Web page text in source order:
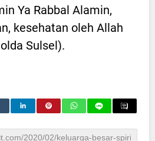
Ya Rabbal Alamin,
kesehatan oleh Allah
Sulsel).